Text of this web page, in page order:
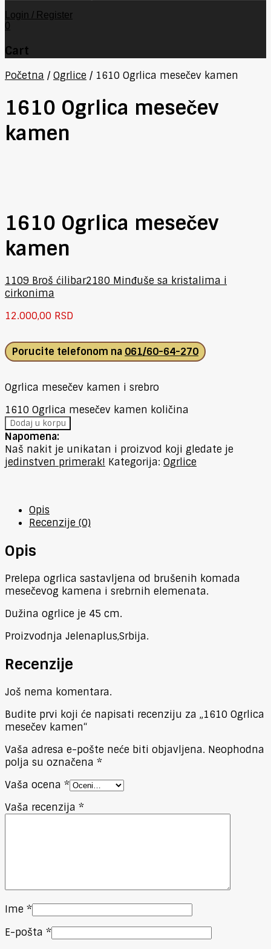
Login / Register
0
Cart
Početna / Ogrlice / 1610 Ogrlica mesečev kamen
1610 Ogrlica mesečev
kamen
1610 Ogrlica mesečev
kamen
1109 Broš ćilibar2180 Minđuše sa kristalima i
cirkonima
12.000,00 RSD
Porucite telefonom na 061/60-64-270
Ogrlica mesečev kamen i srebro
1610 Ogrlica mesečev kamen količina
Dodaj u korpu
Napomena:
Naš nakit je unikatan i proizvod koji gledate je
jedinstven primerak! Kategorija: Ogrlice
Opis
Recenzije (0)
Opis
Prelepa ogrlica sastavljena od brušenih komada
mesečevog kamena i srebrnih elemenata.
Dužina ogrlice je 45 cm.
Proizvodnja Jelenaplus,Srbija.
Recenzije
Još nema komentara.
Budite prvi koji će napisati recenziju za „1610 Ogrlica
mesečev kamen“
Vaša adresa e-pošte neće biti objavljena. Neophodna
polja su označena *
Vaša ocena *
Vaša recenzija *
Ime *
E-pošta *